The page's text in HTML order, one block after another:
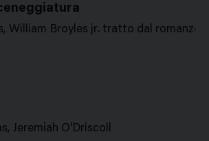
William Broyles jr. tratto dal romanzo
Jeremiah O'Driscoll